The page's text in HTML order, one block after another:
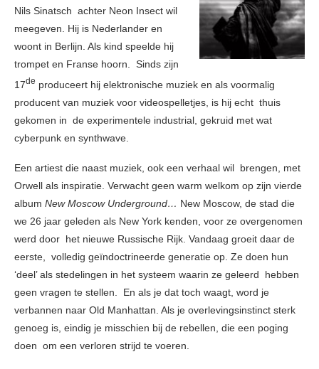
Nils Sinatsch achter Neon Insect wil
meegeven. Hij is Nederlander en
woont in Berlijn. Als kind speelde hij
trompet en Franse hoorn. Sinds zijn
17de produceert hij elektronische muziek en als voormalig
producent van muziek voor videospelletjes, is hij echt thuis
gekomen in de experimentele industrial, gekruid met wat
cyberpunk en synthwave.
Een artiest die naast muziek, ook een verhaal wil brengen, met
Orwell als inspiratie. Verwacht geen warm welkom op zijn vierde
album New Moscow Underground… New Moscow, de stad die
we 26 jaar geleden als New York kenden, voor ze overgenomen
werd door het nieuwe Russische Rijk. Vandaag groeit daar de
eerste, volledig geïndoctrineerde generatie op. Ze doen hun
‘deel’ als stedelingen in het systeem waarin ze geleerd hebben
geen vragen te stellen. En als je dat toch waagt, word je
verbannen naar Old Manhattan. Als je overlevingsinstinct sterk
genoeg is, eindig je misschien bij de rebellen, die een poging
doen om een verloren strijd te voeren.